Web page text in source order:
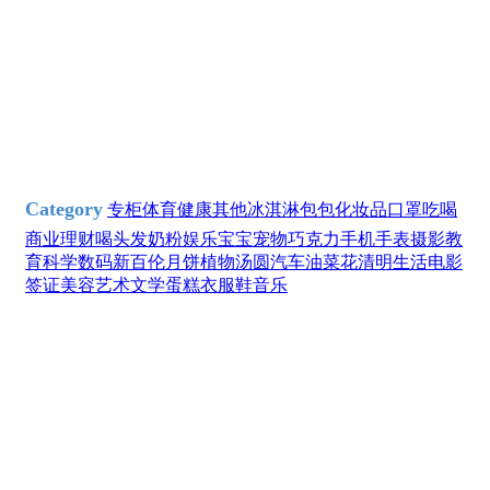
Category 专柜体育健康其他冰淇淋包包化妆品口罩吃喝
商业理财喝头发奶粉娱乐宝宝宠物巧克力手机手表摄影教
育科学数码新百伦月饼植物汤圆汽车油菜花清明生活电影
签证美容艺术文学蛋糕衣服鞋音乐